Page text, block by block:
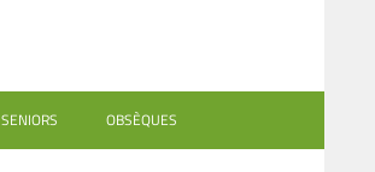
SENIORS OBSÈQUES